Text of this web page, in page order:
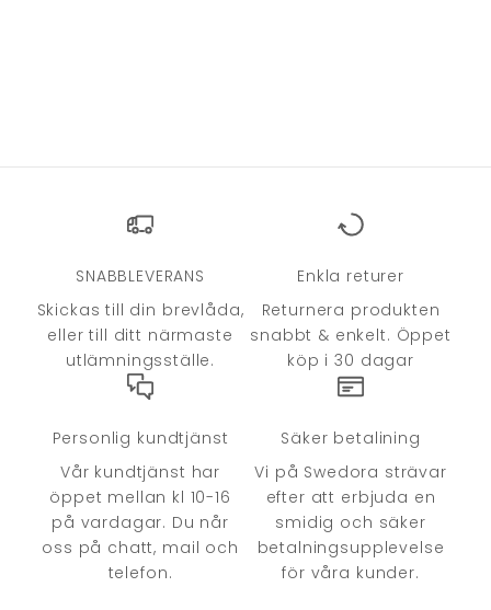
SNABBLEVERANS
Skickas till din brevlåda,
eller till ditt närmaste
utlämningsställe.
Enkla returer
Returnera produkten
snabbt & enkelt. Öppet
köp i 30 dagar
Personlig kundtjänst
Vår kundtjänst har
öppet mellan kl 10-16
på vardagar. Du når
oss på chatt, mail och
telefon.
Säker betalining
Vi på Swedora strävar
efter att erbjuda en
smidig och säker
betalningsupplevelse
för våra kunder.